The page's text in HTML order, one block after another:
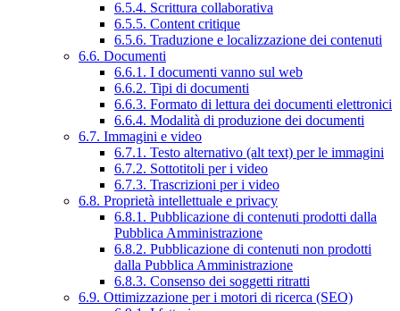
6.5.4. Scrittura collaborativa
6.5.5. Content critique
6.5.6. Traduzione e localizzazione dei contenuti
6.6. Documenti
6.6.1. I documenti vanno sul web
6.6.2. Tipi di documenti
6.6.3. Formato di lettura dei documenti elettronici
6.6.4. Modalità di produzione dei documenti
6.7. Immagini e video
6.7.1. Testo alternativo (alt text) per le immagini
6.7.2. Sottotitoli per i video
6.7.3. Trascrizioni per i video
6.8. Proprietà intellettuale e privacy
6.8.1. Pubblicazione di contenuti prodotti dalla
Pubblica Amministrazione
6.8.2. Pubblicazione di contenuti non prodotti
dalla Pubblica Amministrazione
6.8.3. Consenso dei soggetti ritratti
6.9. Ottimizzazione per i motori di ricerca (SEO)